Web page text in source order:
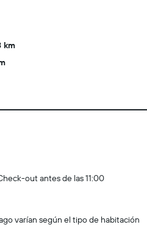
km
out antes de las 11:00
varían según el tipo de habitación